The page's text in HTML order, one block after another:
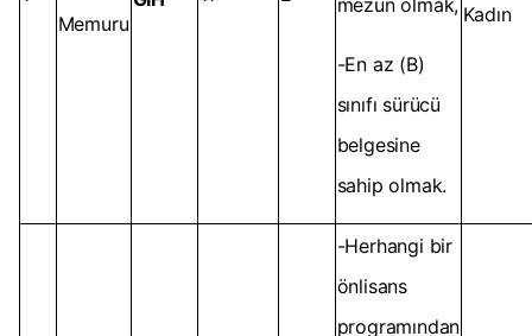
Memuru
mezun olmak,
-En az (B)
sınıfı sürücü
belgesine
sahip olmak.
Kadın
-Herhangi bir
önlisans
programından